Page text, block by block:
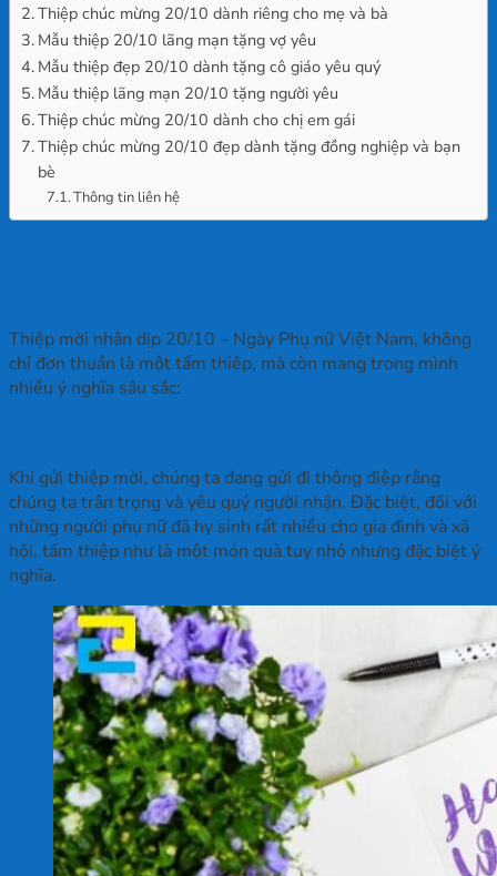
Thiệp chúc mừng 20/10 dành riêng cho mẹ và bà
Mẫu thiệp 20/10 lãng mạn tặng vợ yêu
Mẫu thiệp đẹp 20/10 dành tặng cô giáo yêu quý
Mẫu thiệp lãng mạn 20/10 tặng người yêu
Thiệp chúc mừng 20/10 dành cho chị em gái
Thiệp chúc mừng 20/10 đẹp dành tặng đồng nghiệp và bạn
bè
Thông tin liên hệ
Thiệp mời nhân dịp 20/10 – Ngày Phụ nữ Việt Nam, không
chỉ đơn thuần là một tấm thiệp, mà còn mang trong mình
nhiều ý nghĩa sâu sắc:
Khi gửi thiệp mời, chúng ta đang gửi đi thông điệp rằng
chúng ta trân trọng và yêu quý người nhận. Đặc biệt, đối với
những người phụ nữ đã hy sinh rất nhiều cho gia đình và xã
hội, tấm thiệp như là một món quà tuy nhỏ nhưng đặc biệt ý
nghĩa.